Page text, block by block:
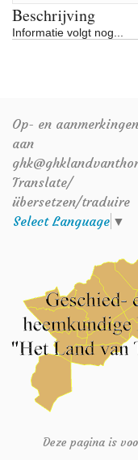
Verenigingsinfo
Beschrijving
Informatie volgt nog...
Op- en
aan
Translate/
übersetzen/traduire
Select Language ▼
Deze pagina is